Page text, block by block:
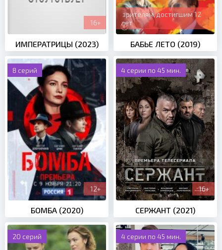
16+
ИМПЕРАТРИЦЫ (2023)
зрителям, достигшим 12
лет
БАБЬЕ ЛЕТО (2019)
8 серий
12+
БОМБА (2020)
4 серии по 45 мин.
16+
СЕРЖАНТ (2021)
20 серий 4 серии по 45 мин.